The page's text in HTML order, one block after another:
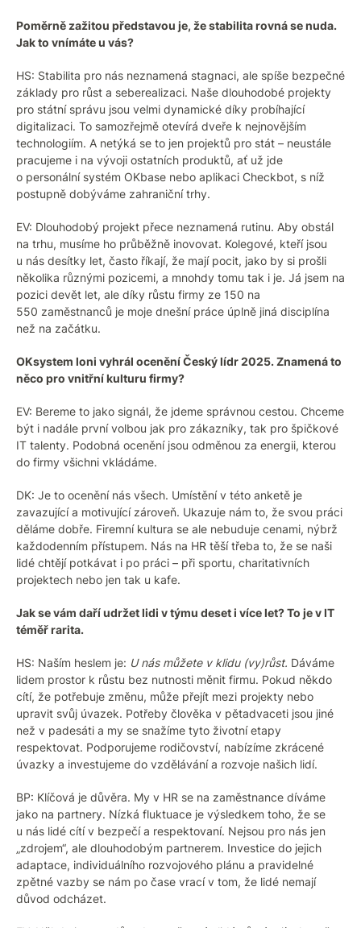
Poměrně zažitou představou je, že stabilita rovná se nuda.
Jak to vnímáte u vás?
HS: Stabilita pro nás neznamená stagnaci, ale spíše bezpečné
základy pro růst a seberealizaci. Naše dlouhodobé projekty
pro státní správu jsou velmi dynamické díky probíhající
digitalizaci. To samozřejmě otevírá dveře k nejnovějším
technologiím. A netýká se to jen projektů pro stát – neustále
pracujeme i na vývoji ostatních produktů, ať už jde
o personální systém OKbase nebo aplikaci Checkbot, s níž
postupně dobýváme zahraniční trhy.
EV: Dlouhodobý projekt přece neznamená rutinu. Aby obstál
na trhu, musíme ho průběžně inovovat. Kolegové, kteří jsou
u nás desítky let, často říkají, že mají pocit, jako by si prošli
několika různými pozicemi, a mnohdy tomu tak i je. Já jsem na
pozici devět let, ale díky růstu firmy ze 150 na
550 zaměstnanců je moje dnešní práce úplně jiná disciplína
než na začátku.
OKsystem loni vyhrál ocenění Český lídr 2025. Znamená to
něco pro vnitřní kulturu firmy?
EV: Bereme to jako signál, že jdeme správnou cestou. Chceme
být i nadále první volbou jak pro zákazníky, tak pro špičkové
IT talenty. Podobná ocenění jsou odměnou za energii, kterou
do firmy všichni vkládáme.
DK: Je to ocenění nás všech. Umístění v této anketě je
zavazující a motivující zároveň. Ukazuje nám to, že svou práci
děláme dobře. Firemní kultura se ale nebuduje cenami, nýbrž
každodenním přístupem. Nás na HR těší třeba to, že se naši
lidé chtějí potkávat i po práci – při sportu, charitativních
projektech nebo jen tak u kafe.
Jak se vám daří udržet lidi v týmu deset i více let? To je v IT
téměř rarita.
HS: Naším heslem je: U nás můžete v klidu (vy)růst. Dáváme
lidem prostor k růstu bez nutnosti měnit firmu. Pokud někdo
cítí, že potřebuje změnu, může přejít mezi projekty nebo
upravit svůj úvazek. Potřeby člověka v pětadvaceti jsou jiné
než v padesáti a my se snažíme tyto životní etapy
respektovat. Podporujeme rodičovství, nabízíme zkrácené
úvazky a investujeme do vzdělávání a rozvoje našich lidí.
BP: Klíčová je důvěra. My v HR se na zaměstnance díváme
jako na partnery. Nízká fluktuace je výsledkem toho, že se
u nás lidé cítí v bezpečí a respektovaní. Nejsou pro nás jen
„zdrojem“, ale dlouhodobým partnerem. Investice do jejich
adaptace, individuálního rozvojového plánu a pravidelné
zpětné vazby se nám po čase vrací v tom, že lidé nemají
důvod odcházet.